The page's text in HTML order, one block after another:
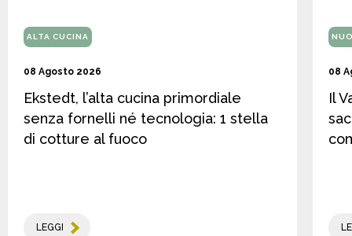
ALTA CUCINA
08 Agosto 2026
Ekstedt, l’alta cucina primordiale
senza fornelli né tecnologia: 1 stella
di cotture al fuoco
LEGGI
08
Il